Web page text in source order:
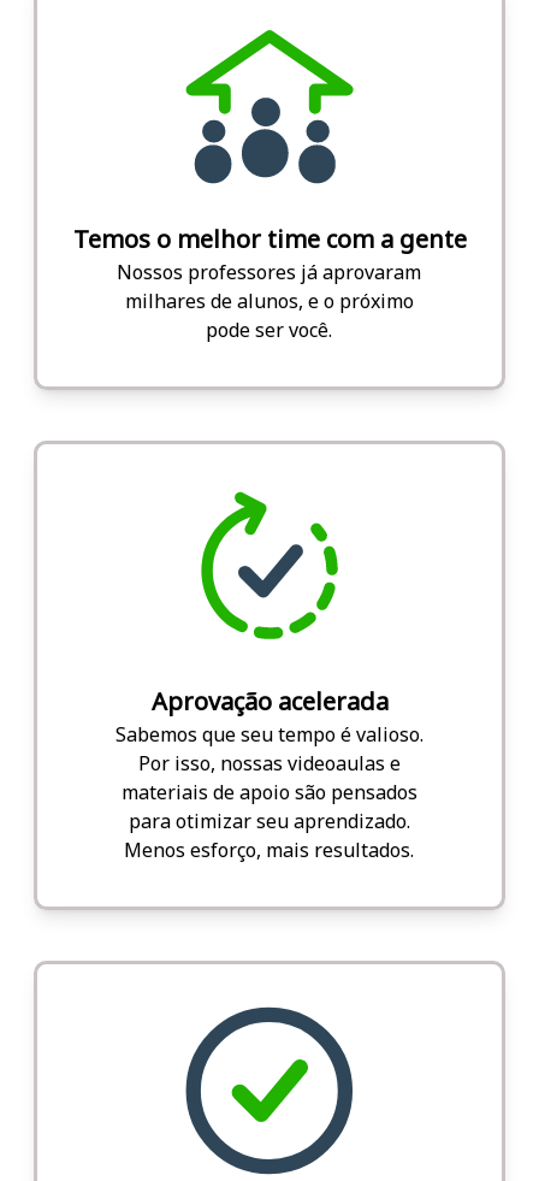
Temos o melhor time com a gente
Nossos professores já aprovaram
milhares de alunos, e o próximo
pode ser você.
Aprovação acelerada
Sabemos que seu tempo é valioso.
Por isso, nossas videoaulas e
materiais de apoio são pensados
para otimizar seu aprendizado.
Menos esforço, mais resultados.